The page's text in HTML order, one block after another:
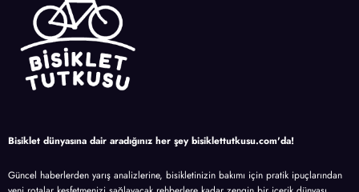
Bisiklet dünyasına dair aradığınız her şey bisiklettutkusu.com'da!
Güncel haberlerden yarış analizlerine, bisikletinizin bakımı için pratik ipuçlarından